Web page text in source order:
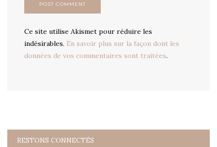
Ce site utilise Akismet pour réduire les
indésirables. En savoir plus sur la façon dont les
données de vos commentaires sont traitées.
RESTONS CONNECTÉS